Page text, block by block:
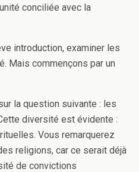
conciliée avec la
introduction, examiner les
Mais commençons par un
la question suivante : les
diversité est évidente :
Vous remarquerez
religions, car ce serait déjà
de convictions